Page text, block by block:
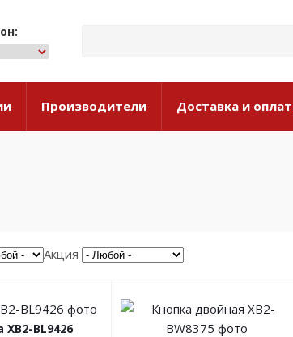
Производители Доставка и
Акция
XB2-BL9426